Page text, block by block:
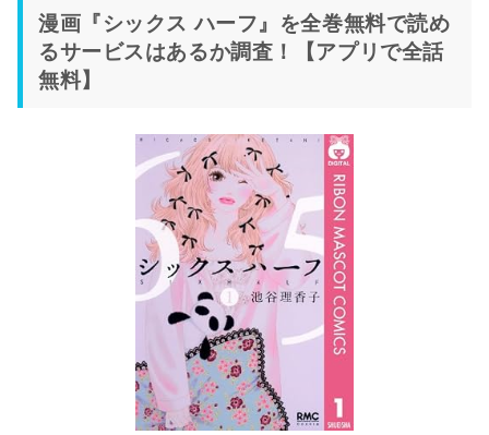
漫画『シックス ハーフ』を全巻無料で読め
るサービスはあるか調査！【アプリで全話
無料】